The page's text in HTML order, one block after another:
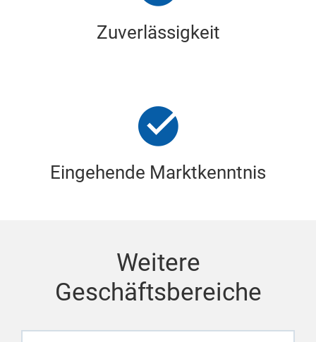
Zuverlässigkeit
Eingehende Marktkenntnis
Weitere
Geschäftsbereiche